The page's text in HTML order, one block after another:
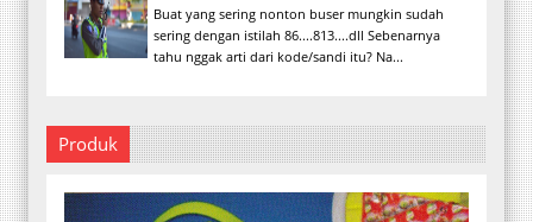
Buat yang sering nonton buser mungkin sudah
sering dengan istilah 86....813....dll Sebenarnya
tahu nggak arti dari kode/sandi itu? Na...
Produk